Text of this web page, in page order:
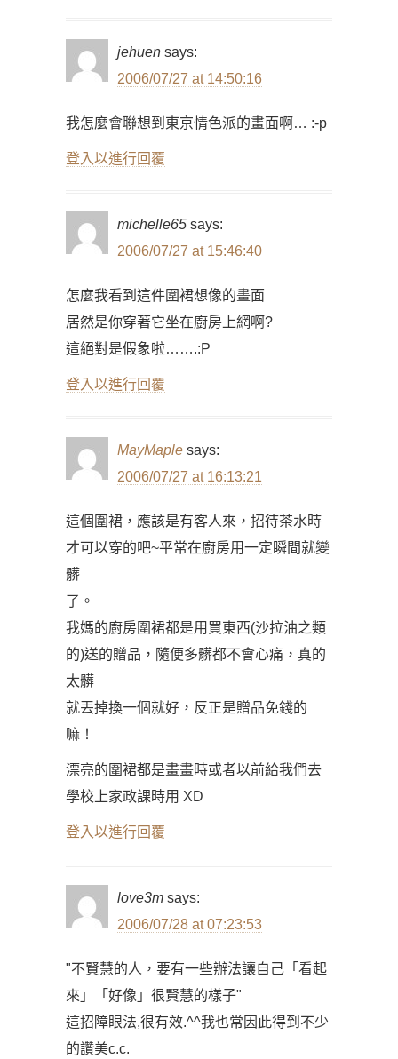
jehuen says:
2006/07/27 at 14:50:16
我怎麼會聯想到東京情色派的畫面啊… :-p
登入以進行回覆
michelle65 says:
2006/07/27 at 15:46:40
怎麼我看到這件圍裙想像的畫面
居然是你穿著它坐在廚房上網啊?
這絕對是假象啦…….:P
登入以進行回覆
MayMaple says:
2006/07/27 at 16:13:21
這個圍裙，應該是有客人來，招待茶水時
才可以穿的吧~平常在廚房用一定瞬間就變
髒
了。
我媽的廚房圍裙都是用買東西(沙拉油之類
的)送的贈品，隨便多髒都不會心痛，真的
太髒
就丟掉換一個就好，反正是贈品免錢的
嘛！
漂亮的圍裙都是畫畫時或者以前給我們去
學校上家政課時用 XD
登入以進行回覆
love3m says:
2006/07/28 at 07:23:53
"不賢慧的人，要有一些辦法讓自己「看起
來」「好像」很賢慧的樣子"
這招障眼法,很有效.^^我也常因此得到不少
的讚美c.c.